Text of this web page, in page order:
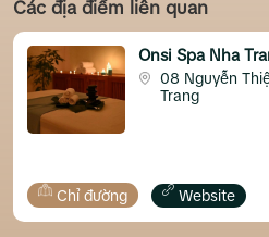
Các địa điểm liên quan
Nha Trang
Nguyễn Thiện Thuật, Lộc Thọ, Nha
Website 5